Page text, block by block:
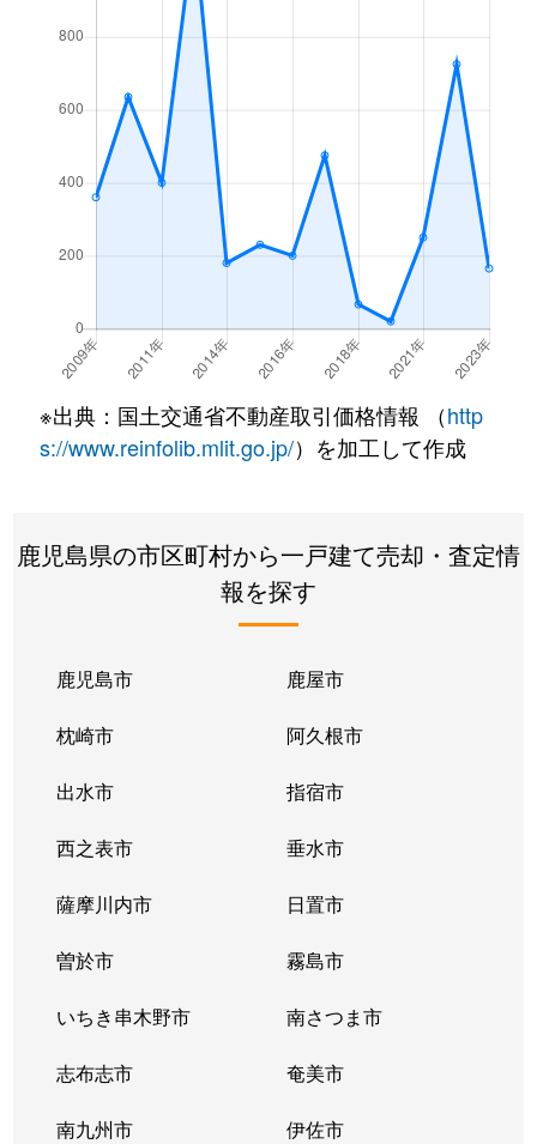
※出典：国土交通省不動産取引価格情報 （http
s://www.reinfolib.mlit.go.jp/）を加工して作成
鹿児島県の市区町村から一戸建て売却・査定情
報を探す
鹿児島市 鹿屋市
枕崎市 阿久根市
出水市 指宿市
西之表市 垂水市
薩摩川内市 日置市
曽於市 霧島市
いちき串木野市 南さつま市
志布志市 奄美市
南九州市 伊佐市